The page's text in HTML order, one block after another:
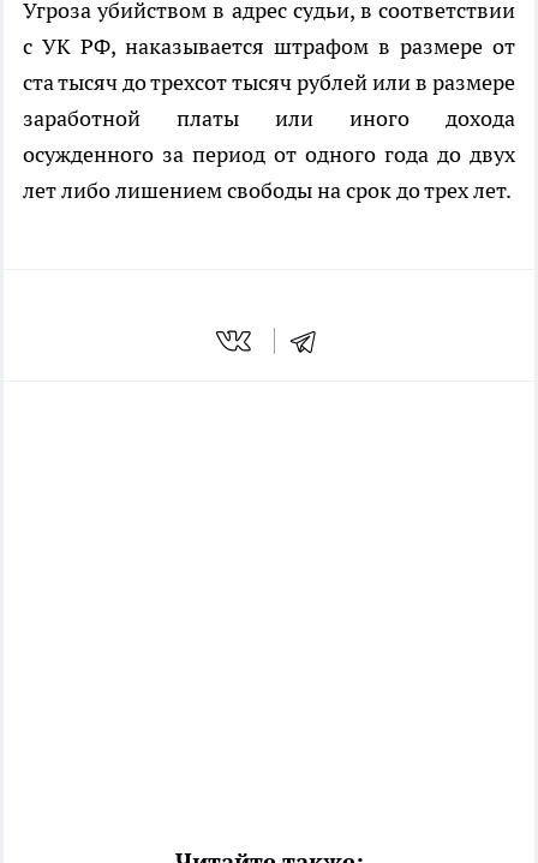
Угроза убийством в адрес судьи, в соответствии
с УК РФ, наказывается штрафом в размере от
ста тысяч до трехсот тысяч рублей или в размере
заработной платы или иного дохода
осужденного за период от одного года до двух
лет либо лишением свободы на срок до трех лет.